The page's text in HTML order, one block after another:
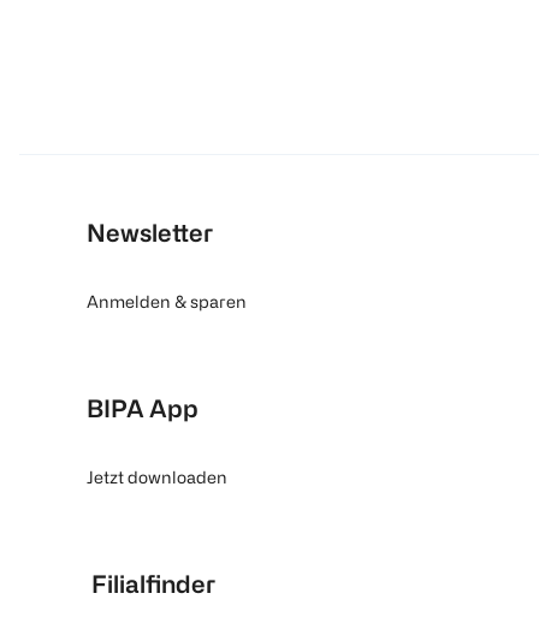
Newsletter
Anmelden & sparen
BIPA App
Jetzt downloaden
Filialfinder